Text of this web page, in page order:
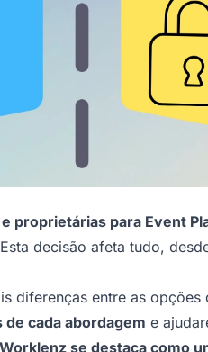
proprietárias para Event
Esta decisão afeta tudo,
diferenças entre as
cada abordagem e
se destaca como